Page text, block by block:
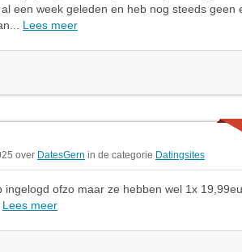
een week geleden en heb nog steeds geen
Lees meer
over DatesGern in de categorie Datingsites
ofzo maar ze hebben wel 1x
Lees meer